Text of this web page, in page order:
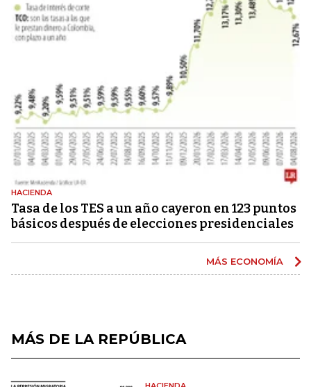
HACIENDA
Tasa de los TES a un año cayeron en 123 puntos
básicos después de elecciones presidenciales
MÁS ECONOMÍA
MÁS DE LA REPÚBLICA